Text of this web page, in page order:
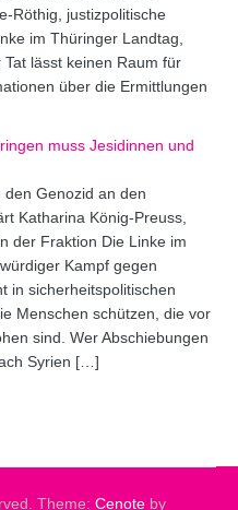
Röthig, justizpolitische
im Thüringer Landtag,
Tat lässt keinen Raum für
über die Ermittlungen
muss Jesidinnen und
Genozid an den
Katharina König-Preuss,
der Fraktion Die Linke im
Kampf gegen
in sicherheitspolitischen
Menschen schützen, die vor
sind. Wer Abschiebungen
Syrien […]
Theme: Cenote by